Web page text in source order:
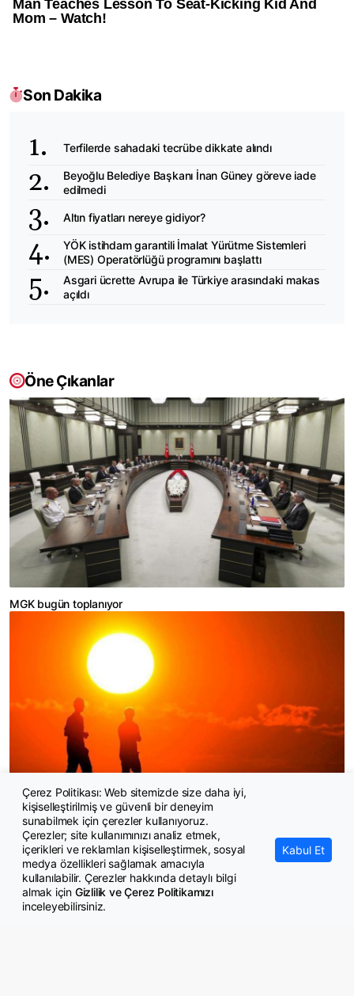
Son Dakika
Terfilerde sahadaki tecrübe dikkate alındı
Beyoğlu Belediye Başkanı İnan Güney göreve iade
edilmedi
Altın fiyatları nereye gidiyor?
YÖK istihdam garantili İmalat Yürütme Sistemleri
(MES) Operatörlüğü programını başlattı
Asgari ücrette Avrupa ile Türkiye arasındaki makas
açıldı
Öne Çıkanlar
MGK bugün toplanıyor
KKTC'de açık alanda çalışma yasağı
Çerez Politikası: Web sitemizde size daha iyi,
kişiselleştirilmiş ve güvenli bir deneyim
sunabilmek için çerezler kullanıyoruz.
Çerezler; site kullanımınızı analiz etmek,
içerikleri ve reklamları kişiselleştirmek, sosyal
medya özellikleri sağlamak amacıyla
kullanılabilir. Çerezler hakkında detaylı bilgi
almak için Gizlilik ve Çerez Politikamızı
inceleyebilirsiniz.
Kabul Et